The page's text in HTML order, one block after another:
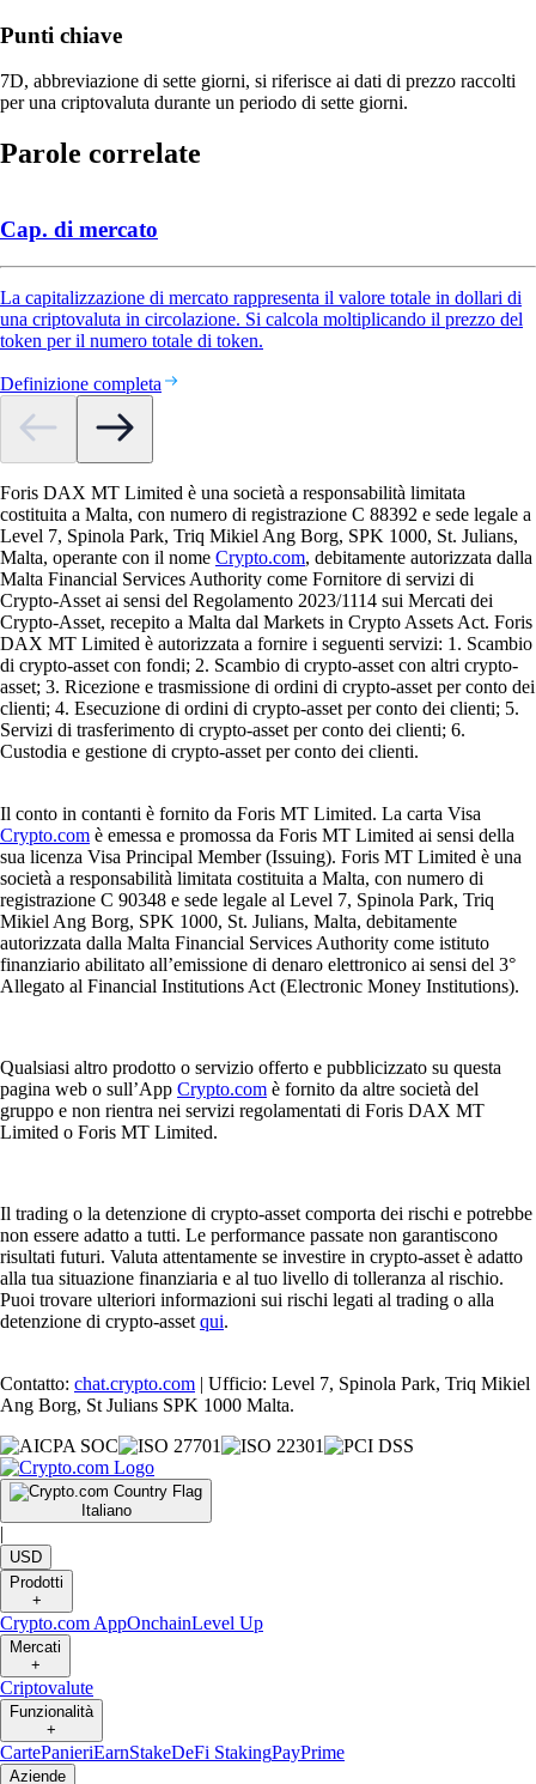
Punti chiave
7D, abbreviazione di sette giorni, si riferisce ai dati di prezzo raccolti
per una criptovaluta durante un periodo di sette giorni.
Parole correlate
Cap. di mercato
La capitalizzazione di mercato rappresenta il valore totale in dollari di
una criptovaluta in circolazione. Si calcola moltiplicando il prezzo del
token per il numero totale di token.
Definizione completa
Foris DAX MT Limited è una società a responsabilità limitata
costituita a Malta, con numero di registrazione C 88392 e sede legale a
Level 7, Spinola Park, Triq Mikiel Ang Borg, SPK 1000, St. Julians,
Malta, operante con il nome Crypto.com, debitamente autorizzata dalla
Malta Financial Services Authority come Fornitore di servizi di
Crypto-Asset ai sensi del Regolamento 2023/1114 sui Mercati dei
Crypto-Asset, recepito a Malta dal Markets in Crypto Assets Act. Foris
DAX MT Limited è autorizzata a fornire i seguenti servizi: 1. Scambio
di crypto-asset con fondi; 2. Scambio di crypto-asset con altri crypto-
asset; 3. Ricezione e trasmissione di ordini di crypto-asset per conto dei
clienti; 4. Esecuzione di ordini di crypto-asset per conto dei clienti; 5.
Servizi di trasferimento di crypto-asset per conto dei clienti; 6.
Custodia e gestione di crypto-asset per conto dei clienti.
Il conto in contanti è fornito da Foris MT Limited. La carta Visa
Crypto.com è emessa e promossa da Foris MT Limited ai sensi della
sua licenza Visa Principal Member (Issuing). Foris MT Limited è una
società a responsabilità limitata costituita a Malta, con numero di
registrazione C 90348 e sede legale al Level 7, Spinola Park, Triq
Mikiel Ang Borg, SPK 1000, St. Julians, Malta, debitamente
autorizzata dalla Malta Financial Services Authority come istituto
finanziario abilitato all’emissione di denaro elettronico ai sensi del 3°
Allegato al Financial Institutions Act (Electronic Money Institutions).
Qualsiasi altro prodotto o servizio offerto e pubblicizzato su questa
pagina web o sull’App Crypto.com è fornito da altre società del
gruppo e non rientra nei servizi regolamentati di Foris DAX MT
Limited o Foris MT Limited.
Il trading o la detenzione di crypto-asset comporta dei rischi e potrebbe
non essere adatto a tutti. Le performance passate non garantiscono
risultati futuri. Valuta attentamente se investire in crypto-asset è adatto
alla tua situazione finanziaria e al tuo livello di tolleranza al rischio.
Puoi trovare ulteriori informazioni sui rischi legati al trading o alla
detenzione di crypto-asset qui.
Contatto: chat.crypto.com | Ufficio: Level 7, Spinola Park, Triq Mikiel
Ang Borg, St Julians SPK 1000 Malta.
Italiano
|
USD
Prodotti
+
Crypto.com AppOnchainLevel Up
Mercati
+
Criptovalute
Funzionalità
+
CartePanieriEarnStakeDeFi StakingPayPrime
Aziende